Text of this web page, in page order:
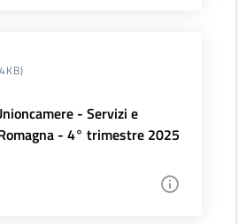
- Servizi e
- 4° trimestre 2025